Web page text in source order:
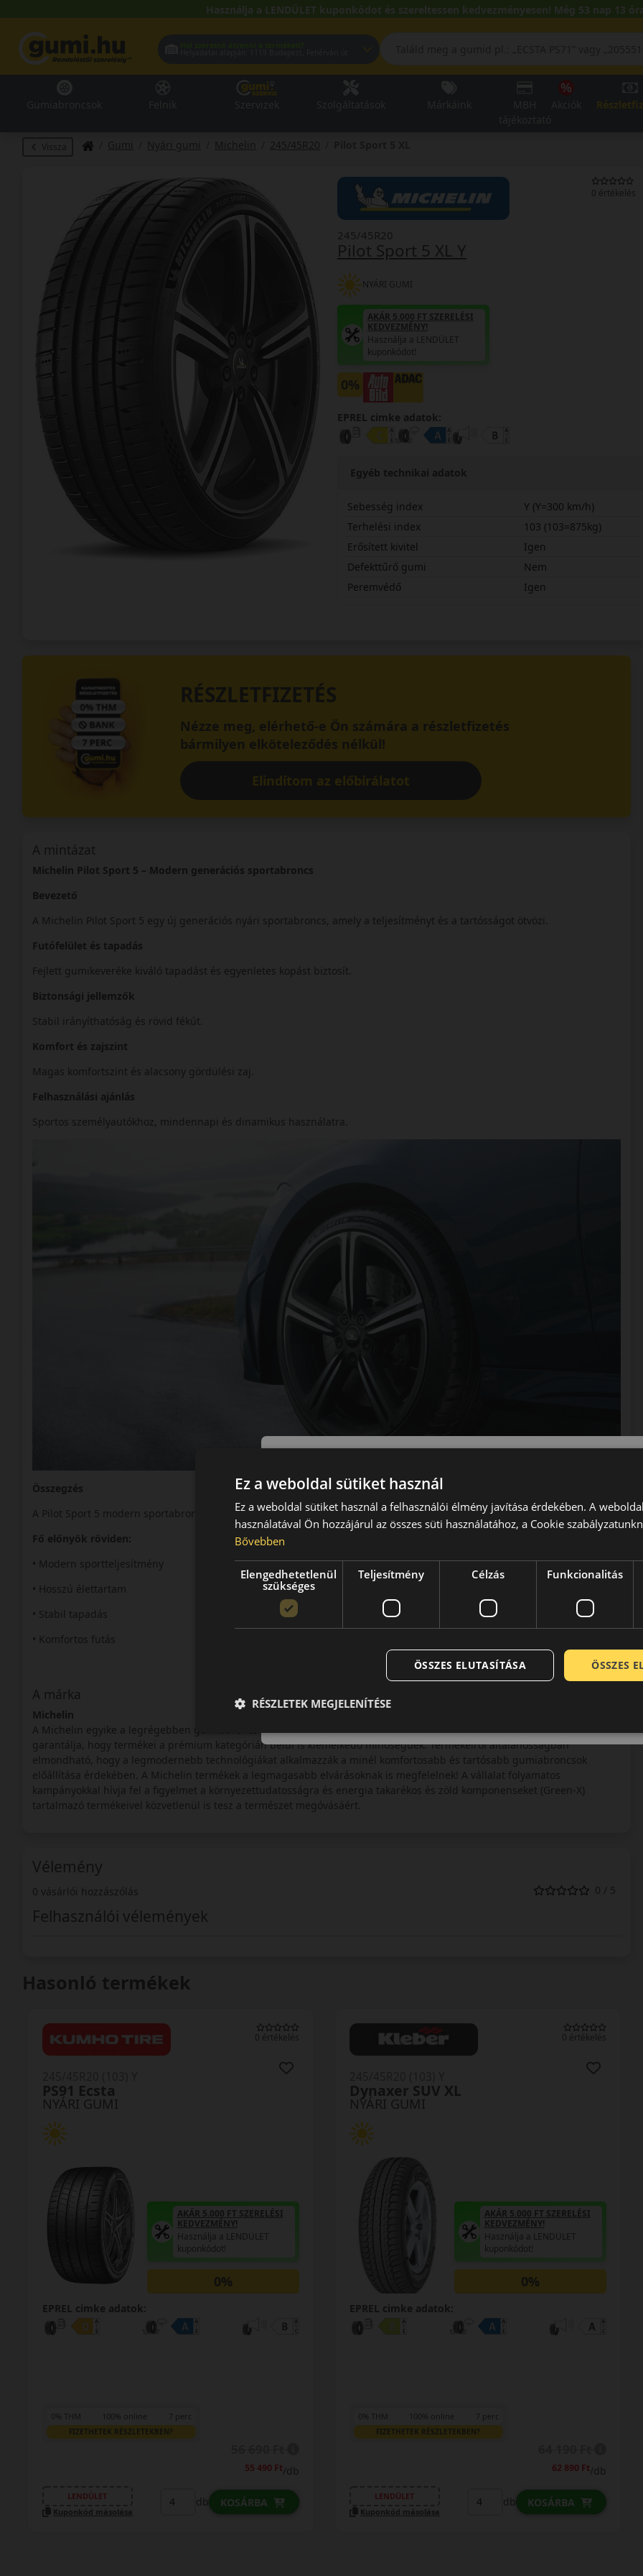
Használja a LENDÜLET kuponkódot és szereltessen kedvezményesen! Még 53 nap 13
Vissza Gumi Nyári gumi Michelin 245/45R20
0 értékelés
Pilot Sport 5 XL Y
245/45R20
NYÁRI GUMI
AKÁR 5.000 FT SZERELÉSI
KEDVEZMÉNY!
Használja a LENDÜLET
kuponkódot!
0%
EPREL cimke adatok:
Egyéb technikai adatok
Sebesség index
Y (Y=300 km/h)
Terhelési index
103 (103=875kg)
Erősített kivitel
Igen
Defekttűrő gumi
Nem
Peremvédő
Igen
RÉSZLETFIZETÉS
Nézze meg, elérhető-e Ön számára a részletfizetés
bármilyen elköteleződés nélkül!
Elindítom az előbírálatot
A mintázat
Michelin Pilot Sport 5 – Modern generációs sportabroncs
Bevezető
A Michelin Pilot Sport 5 egy új generációs nyári sportabroncs, amely a teljesítményt és a tartósságot ötvözi.
Futófelület és tapadás
Fejlett gumikeveréke kiváló tapadást és egyenletes kopást biztosít.
Biztonsági jellemzők
Stabil irányíthatóság és rövid fékút.
Komfort és zajszint
Magas komfortszint és alacsony gördülési zaj.
Felhasználási ajánlás
Sportos személyautókhoz, mindennapi és dinamikus használatra.
Összegzés
A Pilot Sport 5 modern sportabroncs a teljesítmény és a tartósság egyensúlyával.
Fő előnyök röviden:
• Modern sportteljesítmény
• Hosszú élettartam
• Stabil tapadás
• Komfortos futás
A márka
Michelin
A Michelin egyike a legrégebben gumiabroncs gyártással foglalkozó cégeknek. A közel másfél évszázados tapasztalat
garantálja, hogy termékei a prémium kategórián belül is kiemelkedő minőségűek. Termékeiről általánosságban
elmondható, hogy a legmodernebb technológiákat alkalmazzák a minél komfortosabb és tartósabb gumiabroncsok
előállítása érdekében. A Michelin termékek a legmagasabb elvárásoknak is megfelelnek! A vállalat folyamatos
kampányokkal hívja fel a figyelmet a környezettudatosságra és energia takarékos és zöld komponenseket (Green-X)
tartalmazó termékeivel közvetlenül is tesz a természet megóvásáért.
Vélemény
0 vásárlói hozzászólás 0 / 5
Felhasználói vélemények
Hasonló termékek
0 értékelés
NYÁRI GUMI
FK520 XL MFS
Használja a LENDÜLET
kuponkódot!
0%
EPREL cimke adatok:
0% THM 100% online 7 perc
FIZETHETEK RÉSZLETEKBEN?
64 390 Ft/db
LENDÜLET
Kuponkód másolása
db KOSÁRBA
0 értékelés
NYÁRI GUMI
Proxes Sport 2 XL
Használja a LENDÜLET
kuponkódot!
0%
EPREL cimke adatok:
0% THM 100% online 7 perc
FIZETHETEK RÉSZLETEKBEN?
69 990 Ft/db
LENDÜLET
Kuponkód másolása
db KOSÁRBA
Ez a weboldal sütiket használ
Ez a weboldal sütiket használ a felhasználói élmény javítása érdekében. A
használatával Ön hozzájárul az összes süti használatához, a Cookie
Bővebben
Elengedhetetlenül
szükséges
Teljesítmény Célzás Funkcionalitás
ÖSSZES
ÖSSZES ELUTASÍTÁSA
RÉSZLETEK MEGJELENÍTÉSE